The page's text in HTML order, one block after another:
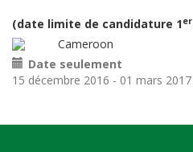
(date limite de candidature 1er
Cameroon
Date seulement
15 décembre 2016 - 01 mars 2017